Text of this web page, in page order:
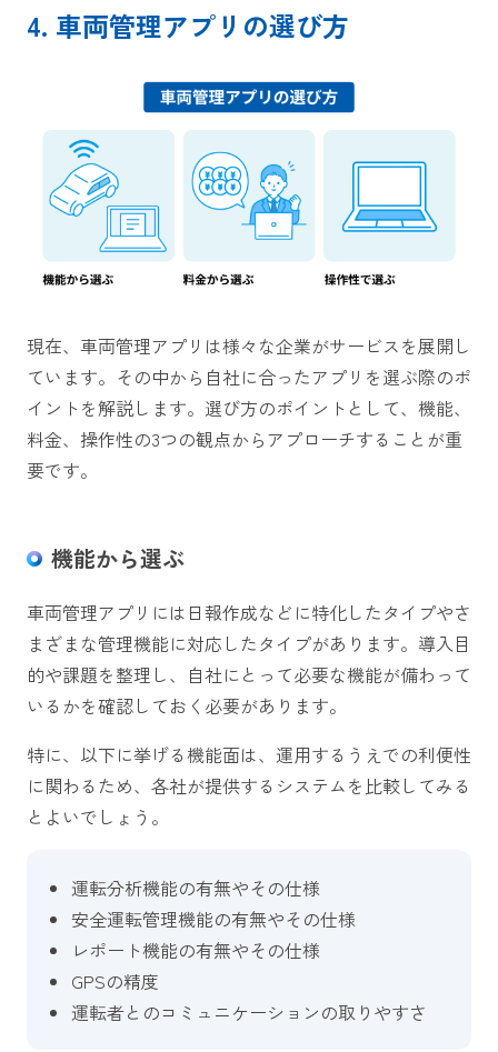
4. 車両管理アプリの選び方
現在、車両管理アプリは様々な企業がサービスを展開し
ています。その中から自社に合ったアプリを選ぶ際のポ
イントを解説します。選び方のポイントとして、機能、
料金、操作性の3つの観点からアプローチすることが重
要です。
機能から選ぶ
車両管理アプリには日報作成などに特化したタイプやさ
まざまな管理機能に対応したタイプがあります。導入目
的や課題を整理し、自社にとって必要な機能が備わって
いるかを確認しておく必要があります。
特に、以下に挙げる機能面は、運用するうえでの利便性
に関わるため、各社が提供するシステムを比較してみる
とよいでしょう。
運転分析機能の有無やその仕様
安全運転管理機能の有無やその仕様
レポート機能の有無やその仕様
GPSの精度
運転者とのコミュニケーションの取りやすさ